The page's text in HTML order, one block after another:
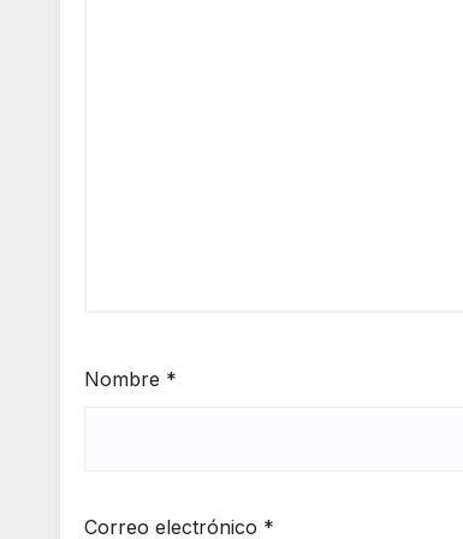
Nombre *
Correo electrónico *